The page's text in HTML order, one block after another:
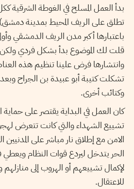
بدأ العمل المسلح في الغوطة
تطلق على الريف المحيط بمدينة
باعتبارها أكبر مدن الريف الدمشقي
قلت لك الموضوع بدأ بشكل فردي ولكن
وانتشارها فرض علينا تنظيم هذه
تشكلت كتيبة أبو عبيدة بن الجراح
وكتائب أخرى.
كان العمل في البداية يقتصر على
تشييع الشهداء والتي كانت تتعرض
الامن مع إطلاق نار مباشر على
الحر يتدخل ليردع قوات النظام
لإكمال تشييعهم أو الهروب إلى
للاعتقال.